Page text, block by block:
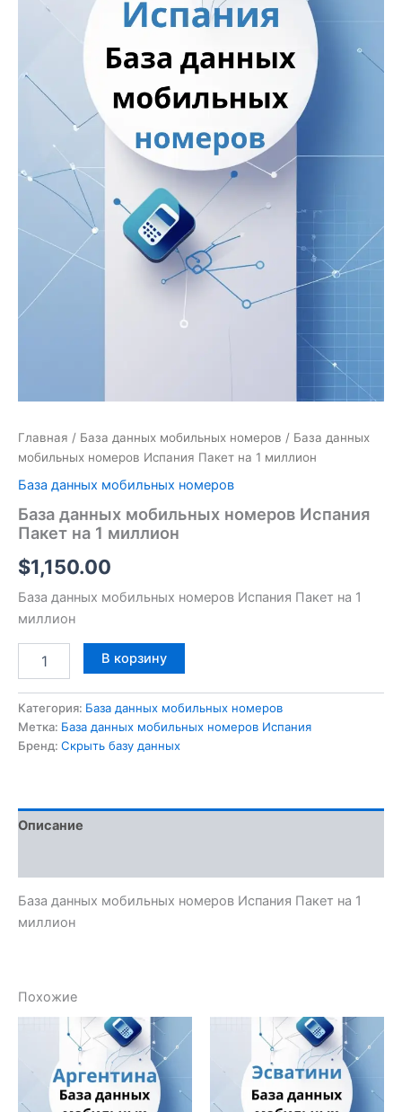
Главная / База данных мобильных номеров / База данных
мобильных номеров Испания Пакет на 1 миллион
База данных мобильных номеров
База данных мобильных номеров Испания
Пакет на 1 миллион
$1,150.00
База данных мобильных номеров Испания Пакет на 1
миллион
В корзину
Категория: База данных мобильных номеров
Метка: База данных мобильных номеров Испания
Бренд: Скрыть базу данных
Описание
База данных мобильных номеров Испания Пакет на 1
миллион
Похожие